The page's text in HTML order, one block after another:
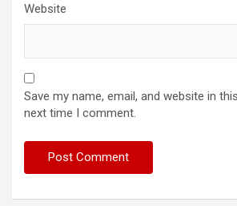
Website
Save my name, email, and website in
next time I comment.